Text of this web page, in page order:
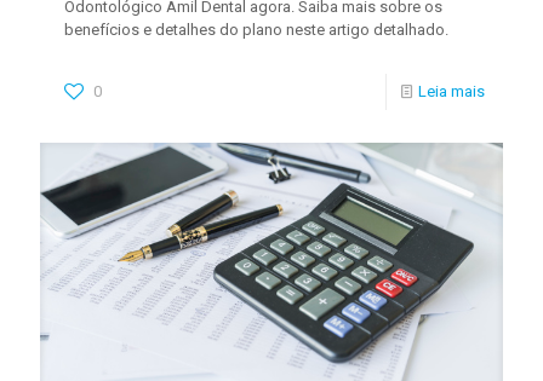
Odontológico Amil Dental agora. Saiba mais sobre os
benefícios e detalhes do plano neste artigo detalhado.
0 Leia mais